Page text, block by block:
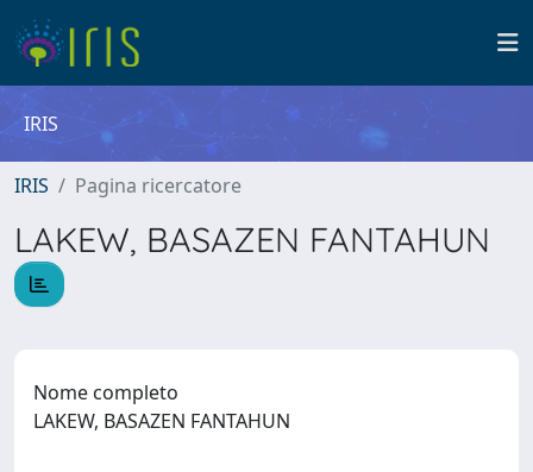
IRIS
IRIS Pagina ricercatore
LAKEW, BASAZEN FANTAHUN
Nome completo
LAKEW, BASAZEN FANTAHUN